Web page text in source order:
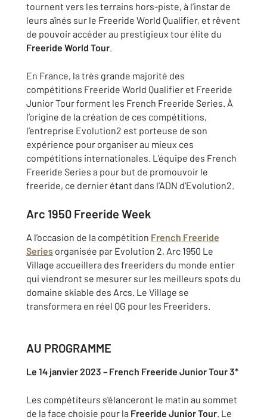
tournent vers les terrains hors-piste, à l’instar de
leurs aînés sur le Freeride World Qualifier, et rêvent
de pouvoir accéder au prestigieux tour élite du
Freeride World Tour.
En France, la très grande majorité des
compétitions Freeride World Qualifier et Freeride
Junior Tour forment les French Freeride Series. À
l’origine de la création de ces compétitions,
l’entreprise Evolution2 est porteuse de son
expérience pour organiser au mieux ces
compétitions internationales. L’équipe des French
Freeride Series a pour but de promouvoir le
freeride, ce dernier étant dans l’ADN d’Evolution2.
Arc 1950 Freeride Week
A l’occasion de la compétition French Freeride
Series organisée par Evolution 2, Arc 1950 Le
Village accueillera des freeriders du monde entier
qui viendront se mesurer sur les meilleurs spots du
domaine skiable des Arcs. Le Village se
transformera en réel QG pour les Freeriders.
AU PROGRAMME
Le 14 janvier 2023 – French Freeride Junior Tour 3*
Les compétiteurs s'élanceront le matin au sommet
de la face choisie pour la Freeride Junior Tour. Le